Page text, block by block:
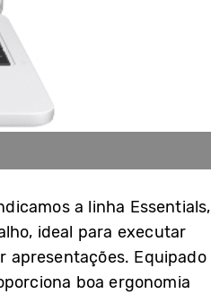
a linha Essentials,
ideal para executar
apresentações. Equipado
boa ergonomia